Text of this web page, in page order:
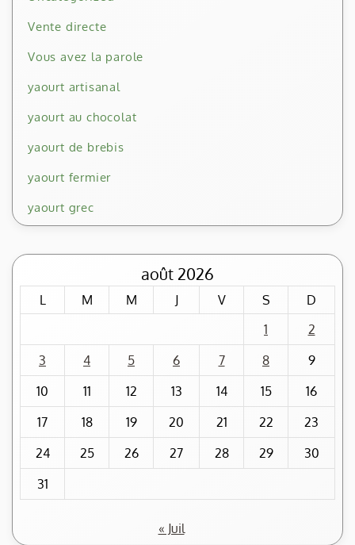
Vente directe
Vous avez la parole
yaourt artisanal
yaourt au chocolat
yaourt de brebis
yaourt fermier
yaourt grec
août 2026
L M M J V S
D
1
2
3
4 5 6 7 8
9
10
11 12 13 14 15
16
17
18 19 20 21 22
23
24
25 26 27 28 29
30
31
« Juil